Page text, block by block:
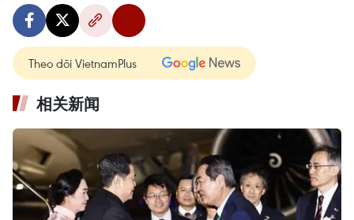
Theo dõi VietnamPlus
相关新闻